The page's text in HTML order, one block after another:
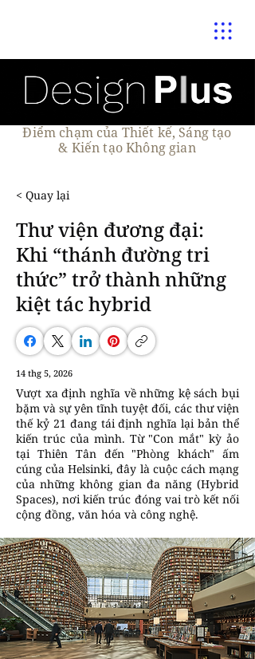
Điểm chạm của Thiết kế, Sáng tạo
& Kiến tạo Không gian
< Quay lại
Thư viện đương đại:
Khi “thánh đường tri
thức” trở thành những
kiệt tác hybrid
14 thg 5, 2026
Vượt xa định nghĩa về những kệ sách bụi
bặm và sự yên tĩnh tuyệt đối, các thư viện
thế kỷ 21 đang tái định nghĩa lại bản thể
kiến trúc của mình. Từ "Con mắt" kỳ ảo
tại Thiên Tân đến "Phòng khách" ấm
cúng của Helsinki, đây là cuộc cách mạng
của những không gian đa năng (Hybrid
Spaces), nơi kiến trúc đóng vai trò kết nối
cộng đồng, văn hóa và công nghệ.